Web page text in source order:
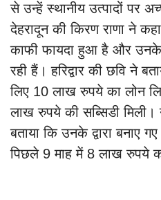
से उन्हें स्थानीय उत्पादों पर
देहरादून की किरण राणा ने
काफी फायदा हुआ है और उनके
रही हैं। हरिद्वार की छवि ने
लिए 10 लाख रुपये का लोन
लाख रुपये की सब्सिडी
बताया कि उनके द्वारा बनाए
पिछले 9 माह में 8 लाख रुपये